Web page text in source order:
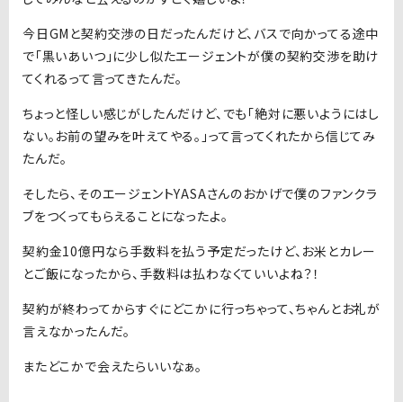
今日GMと契約交渉の日だったんだけど、バスで向かってる途中
で「黒いあいつ」に少し似たエージェントが僕の契約交渉を助け
てくれるって言ってきたんだ。
ちょっと怪しい感じがしたんだけど、でも「絶対に悪いようにはし
ない。お前の望みを叶えてやる。」って言ってくれたから信じてみ
たんだ。
そしたら、そのエージェントYASAさんのおかげで僕のファンクラ
ブをつくってもらえることになったよ。
契約金10億円なら手数料を払う予定だったけど、お米とカレー
とご飯になったから、手数料は払わなくていいよね？！
契約が終わってからすぐにどこかに行っちゃって、ちゃんとお礼が
言えなかったんだ。
またどこかで会えたらいいなぁ。